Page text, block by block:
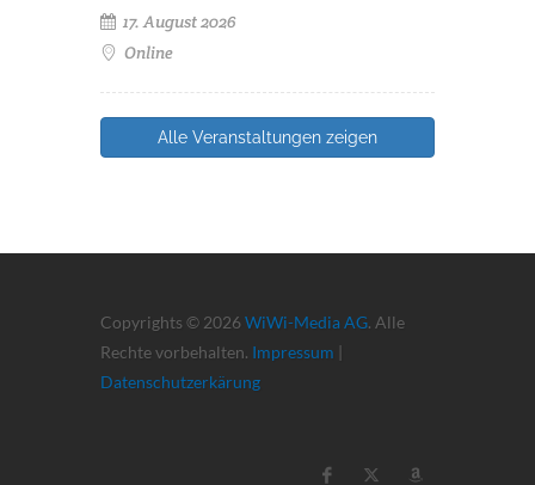
17. August 2026
Online
Alle Veranstaltungen zeigen
Copyrights © 2026 WiWi-Media AG. Alle
Rechte vorbehalten. Impressum |
Datenschutzerkärung